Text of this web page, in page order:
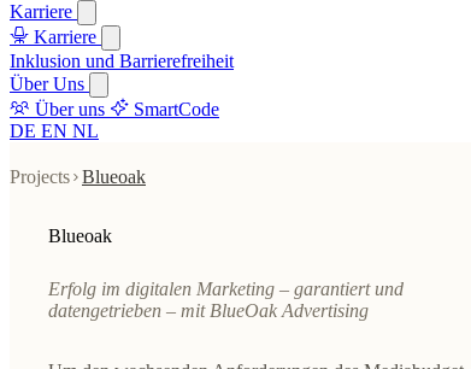
Karriere
Karriere
Inklusion und Barrierefreiheit
Über Uns
Über uns
SmartCode
DE EN NL
Projects Blueoak
Blueoak
Erfolg im digitalen Marketing – garantiert und
datengetrieben – mit BlueOak Advertising